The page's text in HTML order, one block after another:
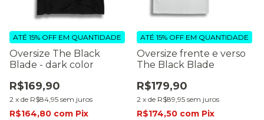
Oversize The Black
Blade - dark color
R$169,90
2 x de R$84,95 sem juros
ATÉ 15% OFF EM QUANTIDADE
R$164,80 com Pix
Oversize frente e verso
The Black Blade
R$179,90
2 x de R$89,95 sem juros
ATÉ 15% OFF EM QUANTIDADE
R$174,50 com Pix